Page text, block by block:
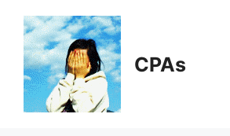
content
CPAs